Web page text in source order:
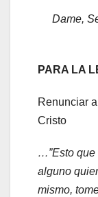
Dame,
PARA LA
Renunciar
Cristo
…”Esto que
alguno
mismo,